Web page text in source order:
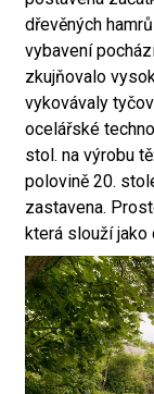
dřevěných
vybavení
zkujňovalo
vykovávaly
ocelářské
stol. na výrobu
polovině 20.
zastavena.
která slouží jako